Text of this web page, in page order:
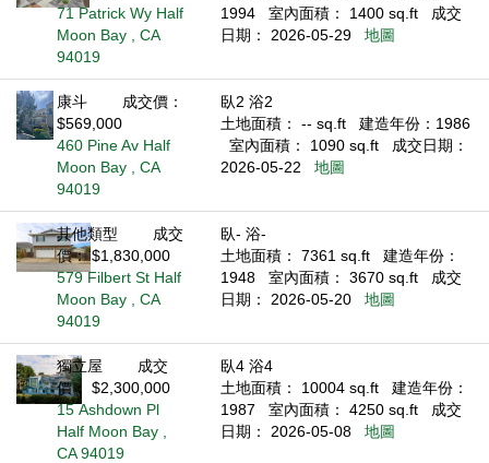
71 Patrick Wy Half
Moon Bay , CA
94019
1994
室內面積： 1400 sq.ft
成交
日期： 2026-05-29
地圖
康斗
成交價：
$569,000
460 Pine Av Half
Moon Bay , CA
94019
臥2 浴2
土地面積： -- sq.ft
建造年份：1986
室內面積： 1090 sq.ft
成交日期：
2026-05-22
地圖
其他類型
成交
價： $1,830,000
579 Filbert St Half
Moon Bay , CA
94019
臥- 浴-
土地面積： 7361 sq.ft
建造年份：
1948
室內面積： 3670 sq.ft
成交
日期： 2026-05-20
地圖
獨立屋
成交
價： $2,300,000
15 Ashdown Pl
Half Moon Bay ,
CA 94019
臥4 浴4
土地面積： 10004 sq.ft
建造年份：
1987
室內面積： 4250 sq.ft
成交
日期： 2026-05-08
地圖